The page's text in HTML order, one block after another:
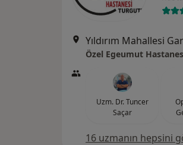
Özel Egeumut
Uzm. Dr. Tuncer
Saçar
16 uzmanın hepsini